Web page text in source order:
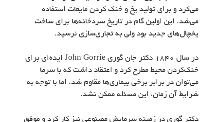
می‌کرد و برای تولید یخ و خنک کردن مایعات استفاده
می‌شد. این اولین گام در تاریخ سردخانه‌ها برای ساخت
یخچال‌های جدید بود ولی به تجاری‌سازی نرسید.
در سال 1840 دکتر جان گوری John Gorrie ایده‌ای برای
خنک‌کردن محیط مطرح کرد و اعتقاد داشت که با سرما
می‌توان در برابر برخی بیماری‌ها مقاوم شد. اما با توجه به
شرایط آن زمان، این مسئله ممکن نشد.
دکتر گوری در زمینه سرمایش مصنوعی نیز کار کرد و موفق